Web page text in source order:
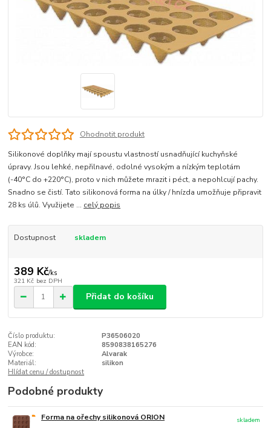
Ohodnotit produkt
Silikonové doplňky mají spoustu vlastností usnadňující kuchyňské
úpravy. Jsou lehké, nepřilnavé, odolné vysokým a nízkým teplotám
(-40°C do +220°C), proto v nich můžete mrazit i péct, a nepohlcují pachy.
Snadno se čistí. Tato silikonová forma na úlky / hnízda umožňuje připravit
28 ks úlů. Využijete ... celý popis
Dostupnost skladem
389 Kč/ks
321 Kč bez DPH
Přidat do košíku
Číslo produktu:
P36506020
EAN kód:
8590838165276
Výrobce:
Alvarak
Materiál:
silikon
Hlídat cenu / dostupnost
Podobné produkty
Forma na ořechy silikonová ORION
skladem